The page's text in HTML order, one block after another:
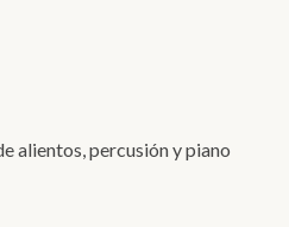
alientos, percusión y piano